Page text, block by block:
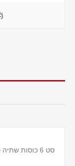
סט 6 כוסות שתיה 310 מ"ל Hawaii מבית Cerve Italy